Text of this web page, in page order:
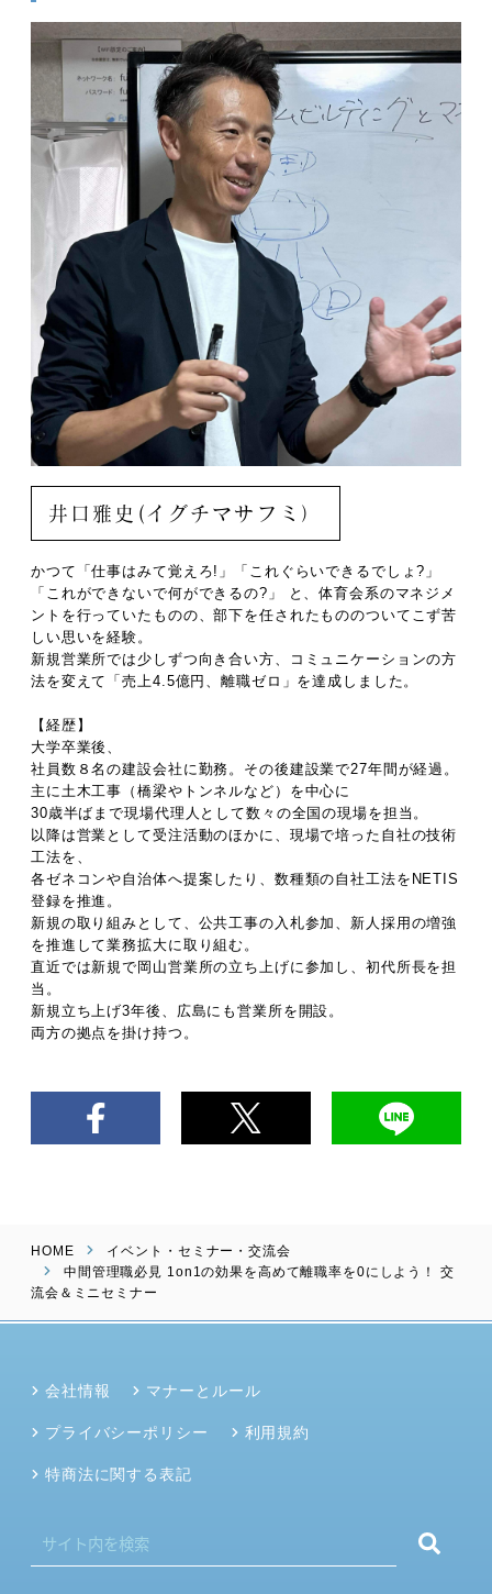
井口雅史(イグチマサフミ）
かつて「仕事はみて覚えろ!」「これぐらいできるでしょ?」
「これができないで何ができるの?」 と、体育会系のマネジメ
ントを行っていたものの、部下を任されたもののついてこず苦
しい思いを経験。
新規営業所では少しずつ向き合い方、コミュニケーションの方
法を変えて「売上4.5億円、離職ゼロ」を達成しました。
【経歴】
大学卒業後、
社員数８名の建設会社に勤務。その後建設業で27年間が経過。
主に土木工事（橋梁やトンネルなど）を中心に
30歳半ばまで現場代理人として数々の全国の現場を担当。
以降は営業として受注活動のほかに、現場で培った自社の技術
工法を、
各ゼネコンや自治体へ提案したり、数種類の自社工法をNETIS
登録を推進。
新規の取り組みとして、公共工事の入札参加、新人採用の増強
を推進して業務拡大に取り組む。
直近では新規で岡山営業所の立ち上げに参加し、初代所長を担
当。
新規立ち上げ3年後、広島にも営業所を開設。
両方の拠点を掛け持つ。
HOME
イベント・セミナー・交流会
中間管理職必見 1on1の効果を高めて離職率を0にしよう！ 交
流会＆ミニセミナー
会社情報 マナーとルール
プライバシーポリシー 利用規約
特商法に関する表記